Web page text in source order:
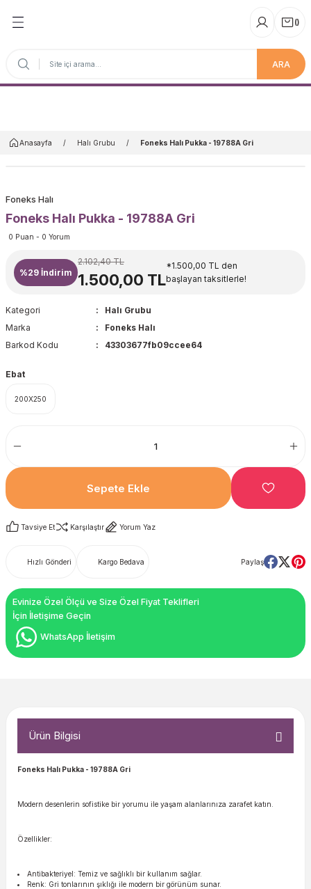
ARA
()
Anasayfa Halı Grubu Foneks Halı Pukka - 19788A Gri
Foneks Halı
Foneks Halı Pukka - 19788A Gri
0 Puan - 0 Yorum
%29 İndirim
2.102,40 TL
1.500,00 TL
*1.500,00 TL den
başlayan taksitlerle!
Kategori
Halı Grubu
Marka
Foneks Halı
Barkod Kodu
43303677fb09ccee64
Ebat
200X250
Sepete Ekle
Tavsiye Et Karşılaştır Yorum Yaz
Hızlı Gönderi Kargo Bedava Paylaş
Evinize Özel Ölçü ve Size Özel Fiyat Teklifleri
İçin İletişime Geçin
WhatsApp İletişim
Ürün Bilgisi
Foneks Halı Pukka - 19788A Gri
Modern desenlerin sofistike bir yorumu ile yaşam alanlarınıza zarafet katın.
Özellikler:
Antibakteriyel: Temiz ve sağlıklı bir kullanım sağlar.
Renk: Gri tonlarının şıklığı ile modern bir görünüm sunar.